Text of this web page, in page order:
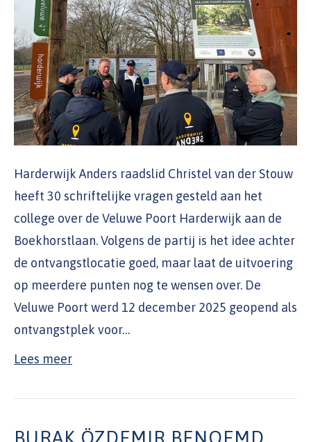
Harderwijk Anders raadslid Christel van der Stouw
heeft 30 schriftelijke vragen gesteld aan het
college over de Veluwe Poort Harderwijk aan de
Boekhorstlaan. Volgens de partij is het idee achter
de ontvangstlocatie goed, maar laat de uitvoering
op meerdere punten nog te wensen over. De
Veluwe Poort werd 12 december 2025 geopend als
ontvangstplek voor…
Lees meer
BURAK ÖZDEMIR BENOEMD